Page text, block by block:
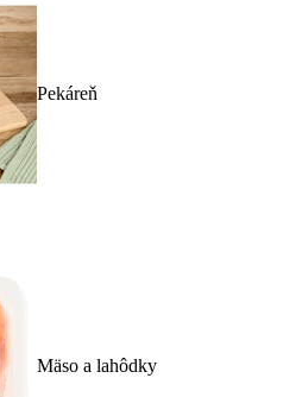
Pekáreň
Mäso a lahôdky